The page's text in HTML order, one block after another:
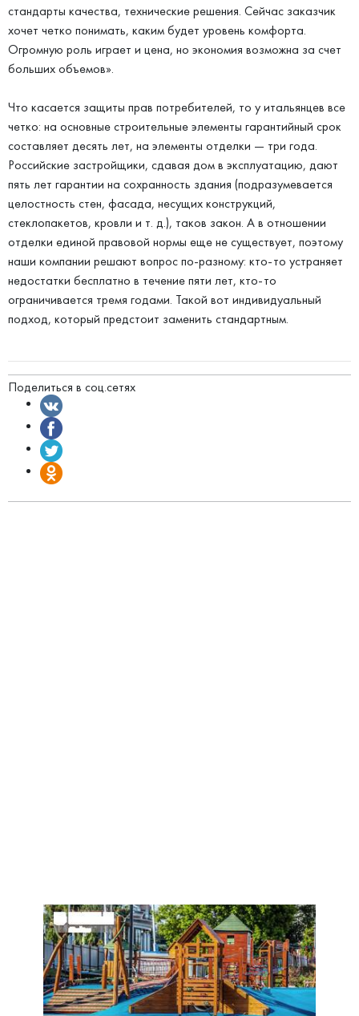
стандарты качества, технические решения. Сейчас заказчик
хочет четко понимать, каким будет уровень комфорта.
Огромную роль играет и цена, но экономия возможна за счет
больших объемов».
Что касается защиты прав потребителей, то у итальянцев все
четко: на основные строительные элементы гарантийный срок
составляет десять лет, на элементы отделки — три года.
Российские застройщики, сдавая дом в эксплуатацию, дают
пять лет гарантии на сохранность здания (подразумевается
целостность стен, фасада, несущих конструкций,
стеклопакетов, кровли и т. д.), таков закон. А в отношении
отделки единой правовой нормы еще не существует, поэтому
наши компании решают вопрос по-разному: кто-то устраняет
недостатки бесплатно в течение пяти лет, кто-то
ограничивается тремя годами. Такой вот индивидуальный
подход, который предстоит заменить стандартным.
Поделиться в соц.сетях